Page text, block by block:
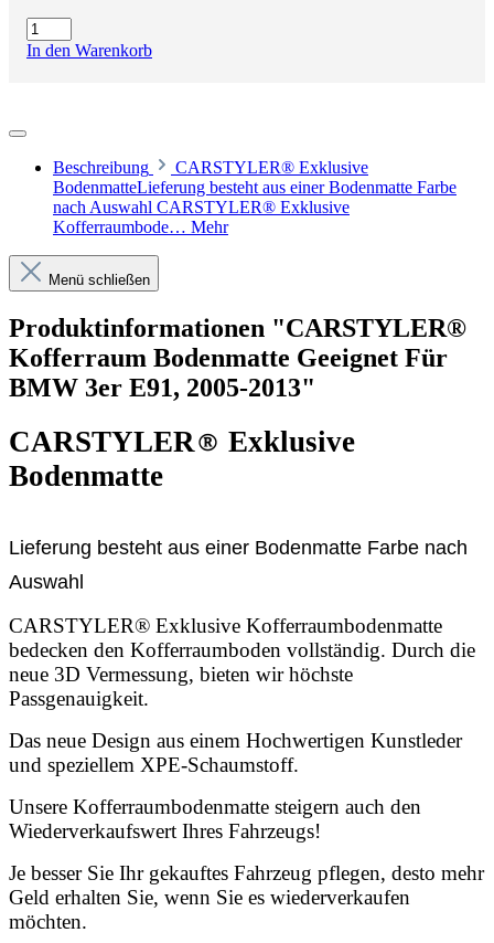
In den Warenkorb
Beschreibung
CARSTYLER® Exklusive
BodenmatteLieferung besteht aus einer Bodenmatte Farbe
nach Auswahl CARSTYLER® Exklusive
Kofferraumbode… Mehr
Menü schließen
Produktinformationen "CARSTYLER®
Kofferraum Bodenmatte Geeignet Für
BMW 3er E91, 2005-2013"
CARSTYLER® Exklusive
Bodenmatte
Lieferung besteht aus einer Bodenmatte Farbe nach
Auswahl
CARSTYLER® Exklusive Kofferraumbodenmatte
bedecken den Kofferraumboden vollständig. Durch die
neue 3D Vermessung, bieten wir höchste
Passgenauigkeit.
Das neue Design aus einem Hochwertigen Kunstleder
und speziellem XPE-Schaumstoff.
Unsere Kofferraumbodenmatte steigern auch den
Wiederverkaufswert Ihres Fahrzeugs!
Je besser Sie Ihr gekauftes Fahrzeug pflegen, desto mehr
Geld erhalten Sie, wenn Sie es wiederverkaufen
möchten.